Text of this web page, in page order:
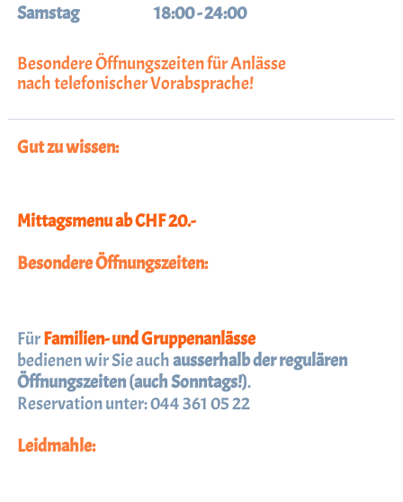
Samstag
18:00 - 24:00
Besondere Öffnungszeiten für Anlässe
nach telefonischer Vorabsprache!
Gut zu wissen:
Mittagsmenu ab CHF 20.-
Besondere Öffnungszeiten:
FürFamilien- und Gruppenanlässe
bedienen wir Sie auchausserhalb der regulären
Öffnungszeiten (auch Sonntags!).
Reservation unter: 044 361 05 22
Leidmahle: